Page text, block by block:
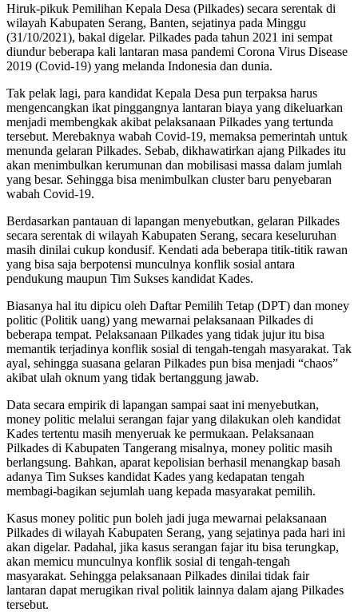
Hiruk-pikuk Pemilihan Kepala Desa (Pilkades) secara serentak di
wilayah Kabupaten Serang, Banten, sejatinya pada Minggu
(31/10/2021), bakal digelar. Pilkades pada tahun 2021 ini sempat
diundur beberapa kali lantaran masa pandemi Corona Virus Disease
2019 (Covid-19) yang melanda Indonesia dan dunia.
Tak pelak lagi, para kandidat Kepala Desa pun terpaksa harus
mengencangkan ikat pinggangnya lantaran biaya yang dikeluarkan
menjadi membengkak akibat pelaksanaan Pilkades yang tertunda
tersebut. Merebaknya wabah Covid-19, memaksa pemerintah untuk
menunda gelaran Pilkades. Sebab, dikhawatirkan ajang Pilkades itu
akan menimbulkan kerumunan dan mobilisasi massa dalam jumlah
yang besar. Sehingga bisa menimbulkan cluster baru penyebaran
wabah Covid-19.
Berdasarkan pantauan di lapangan menyebutkan, gelaran Pilkades
secara serentak di wilayah Kabupaten Serang, secara keseluruhan
masih dinilai cukup kondusif. Kendati ada beberapa titik-titik rawan
yang bisa saja berpotensi munculnya konflik sosial antara
pendukung maupun Tim Sukses kandidat Kades.
Biasanya hal itu dipicu oleh Daftar Pemilih Tetap (DPT) dan money
politic (Politik uang) yang mewarnai pelaksanaan Pilkades di
beberapa tempat. Pelaksanaan Pilkades yang tidak jujur itu bisa
memantik terjadinya konflik sosial di tengah-tengah masyarakat. Tak
ayal, sehingga suasana gelaran Pilkades pun bisa menjadi “chaos”
akibat ulah oknum yang tidak bertanggung jawab.
Data secara empirik di lapangan sampai saat ini menyebutkan,
money politic melalui serangan fajar yang dilakukan oleh kandidat
Kades tertentu masih menyeruak ke permukaan. Pelaksanaan
Pilkades di Kabupaten Tangerang misalnya, money politic masih
berlangsung. Bahkan, aparat kepolisian berhasil menangkap basah
adanya Tim Sukses kandidat Kades yang kedapatan tengah
membagi-bagikan sejumlah uang kepada masyarakat pemilih.
Kasus money politic pun boleh jadi juga mewarnai pelaksanaan
Pilkades di wilayah Kabupaten Serang, yang sejatinya pada hari ini
akan digelar. Padahal, jika kasus serangan fajar itu bisa terungkap,
akan memicu munculnya konflik sosial di tengah-tengah
masyarakat. Sehingga pelaksanaan Pilkades dinilai tidak fair
lantaran dapat merugikan rival politik lainnya dalam ajang Pilkades
tersebut.